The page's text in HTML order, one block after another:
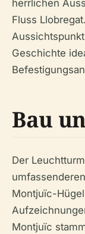
herrlichen
Fluss
Geschichte
Bau
Der
Montjuïc-
Montjuïc